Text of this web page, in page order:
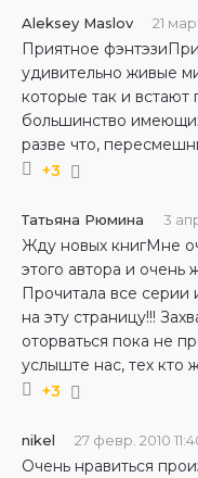
Aleksey Maslov 21
Приятное
удивительно живые
которые так и встают
большинство
разве что,
+3
Татьяна Рюмина 3
Жду новых книгМне
этого автора и
Прочитала все серии
на эту страницу!!!
оторваться пока не
услыште нас, тех кто
+3
nikel 27 февр. 2010
Очень нравиться